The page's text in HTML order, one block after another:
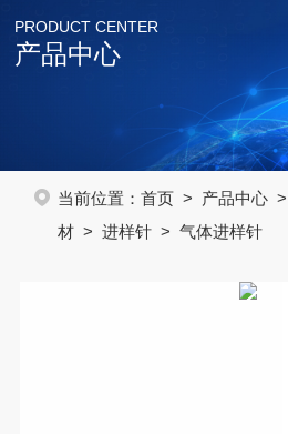
PRODUCT CENTER
产品中心
当前位置： 首页> 产品中心>
材> 进样针> 气体进样针